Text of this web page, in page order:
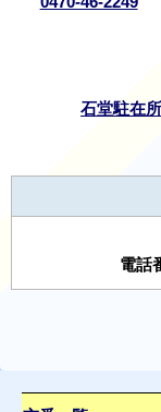
石堂駐在
電話